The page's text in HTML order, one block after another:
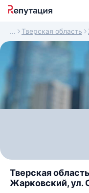
Тверская область
Тверская
Жарковский, ул.